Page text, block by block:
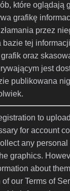
które oglądają
grafikę
przez
tej
oraz
jest
publikowana
to
for account
any personal
graphics.
about
our Terms of